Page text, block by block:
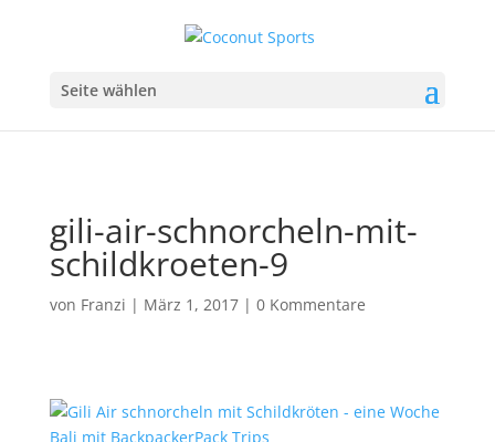
Seite wählen
gili-air-schnorcheln-mit-
schildkroeten-9
von Franzi | März 1, 2017| 0 Kommentare